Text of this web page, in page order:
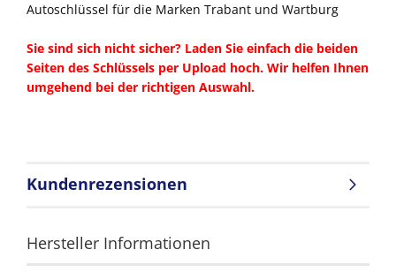
Autoschlüssel für die Marken Trabant und Wartburg
Sie sind sich nicht sicher? Laden Sie einfach die beiden
Seiten des Schlüssels per Upload hoch. Wir helfen Ihnen
umgehend bei der richtigen Auswahl.
Kundenrezensionen
Hersteller Informationen